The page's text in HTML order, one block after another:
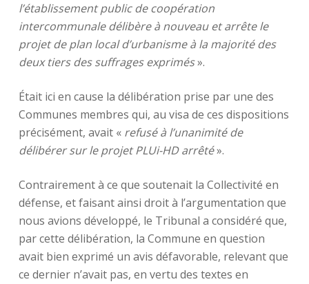
l’établissement public de coopération
intercommunale délibère à nouveau et arrête le
projet de plan local d’urbanisme à la majorité des
deux tiers des suffrages exprimés».
Était ici en cause la délibération prise par une des
Communes membres qui, au visa de ces dispositions
précisément, avait « refusé à l’unanimité de
délibérer sur le projet PLUi-HD arrêté».
Contrairement à ce que soutenait la Collectivité en
défense, et faisant ainsi droit à l’argumentation que
nous avions développé, le Tribunal a considéré que,
par cette délibération, la Commune en question
avait bien exprimé un avis défavorable, relevant que
ce dernier n’avait pas, en vertu des textes en